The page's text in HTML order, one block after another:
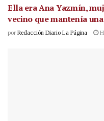
Ella era Ana Yazmín,
vecino que mantenía
por Redacción Diario La Página